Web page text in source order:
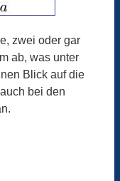
zwei oder gar
ab, was unter
Blick auf die
bei den